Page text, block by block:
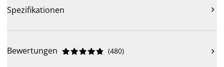
Spezifikationen 
Bewertungen 




 (480) 